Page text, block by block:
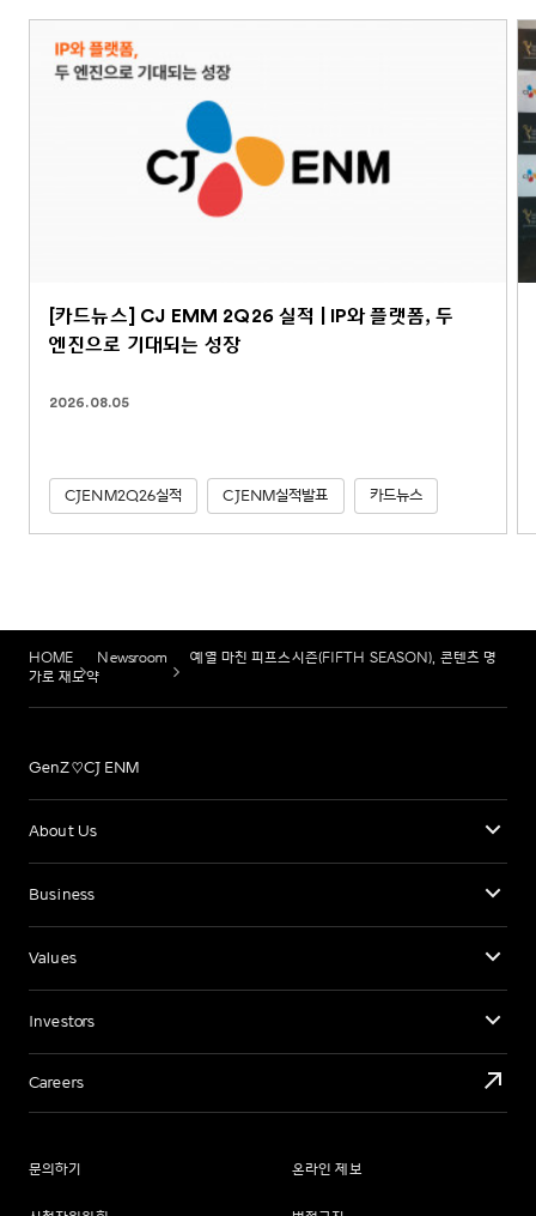
[카드뉴스] CJ EMM 2Q26 실적 | IP와 플랫폼, 두
엔진으로 기대되는 성장
2026.08.05
CJENM2Q26실적 CJENM실적발표 카드뉴스
HOME Newsroom
예열 마친 피프스시즌(FIFTH SEASON), 콘텐츠 명
가로 재도약
GenZ♡CJ ENM
About Us
Business
Values
Investors
Careers
문의하기 온라인 제보